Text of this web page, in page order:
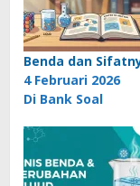
Benda dan
4 Februari 2026
Di Bank Soal